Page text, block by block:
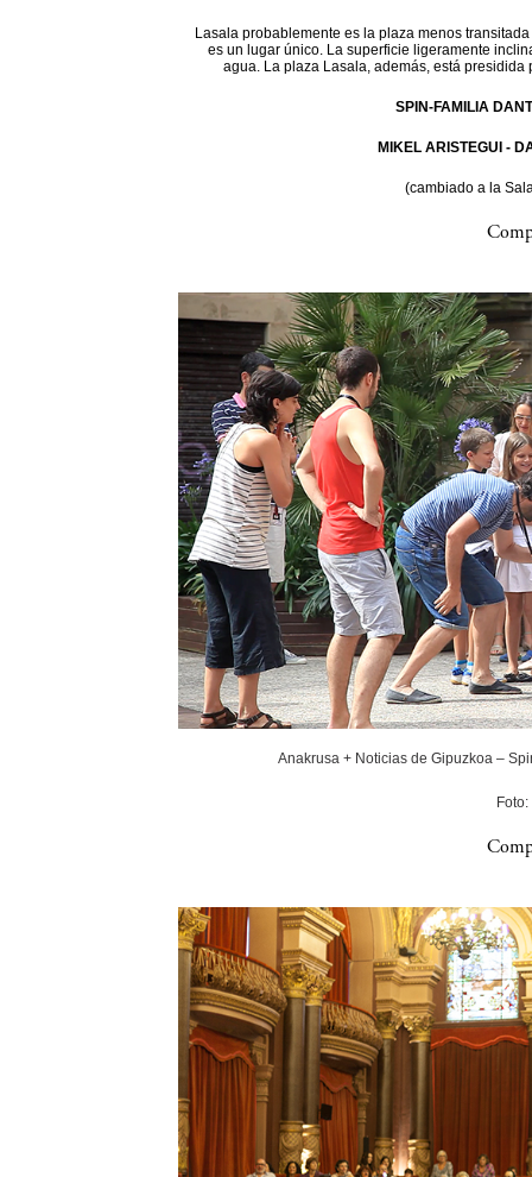
Lasala probablemente es la plaza menos
es un lugar único. La superficie ligeramente
agua. La plaza Lasala, además, está
SPIN-FAMILIA
MIKEL ARISTEGUI -
(cambiado a la
Anakrusa + Noticias de Gipuzkoa –